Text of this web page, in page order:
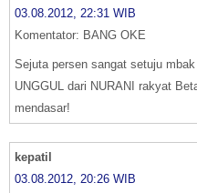
03.08.2012, 22:31 WIB
Komentator: BANG OKE
Sejuta persen sangat setuju
UNGGUL dari NURANI rakyat
mendasar!
kepatil
03.08.2012, 20:26 WIB